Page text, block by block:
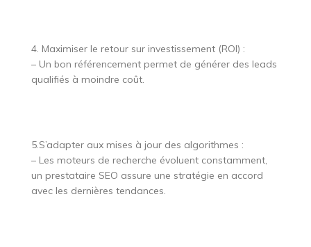
4. Maximiser le retour sur investissement (ROI) :
– Un bon référencement permet de générer des leads
qualifiés à moindre coût.
5.S’adapter aux mises à jour des algorithmes :
– Les moteurs de recherche évoluent constamment,
un prestataire SEO assure une stratégie en accord
avec les dernières tendances.